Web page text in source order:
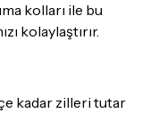
teslimat
ya da
kolları ile bu
kolaylaştırır.
kadar zilleri tutar